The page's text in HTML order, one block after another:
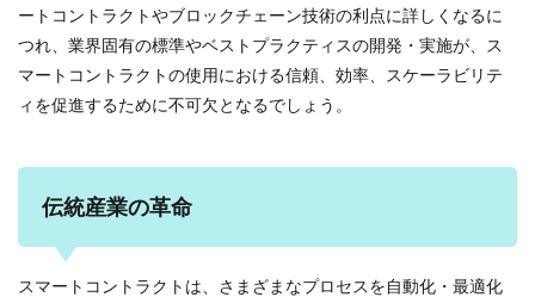
ートコントラクトやブロックチェーン技術の利点に詳しくなるに
つれ、業界固有の標準やベストプラクティスの開発・実施が、ス
マートコントラクトの使用における信頼、効率、スケーラビリテ
ィを促進するために不可欠となるでしょう。
伝統産業の革命
スマートコントラクトは、さまざまなプロセスを自動化・最適化